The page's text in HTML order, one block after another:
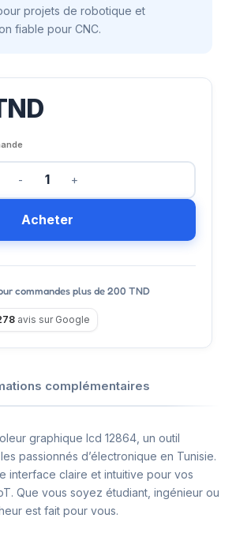
projets de robotique et
fiable pour CNC.
Acheter
commandes plus de 200 TND
avis sur Google
complémentaires
graphique lcd 12864, un outil
passionnés d’électronique en Tunisie.
interface claire et intuitive pour vos
Que vous soyez étudiant, ingénieur ou
est fait pour vous.